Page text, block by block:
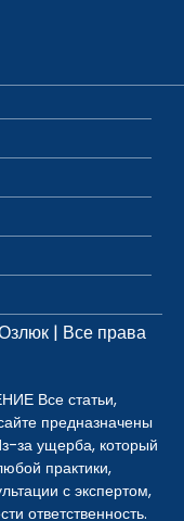
| Все права
Все статьи,
предназначены
за ущерба, который
практики,
с экспертом,
ответственность.